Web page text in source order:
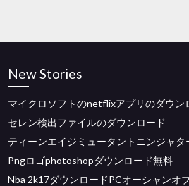
New Stories
マイクロソフトのnetflixアプリのダウン
セレン検出ファイルのダウンロード
ティーンエイジミュータントニンジャタ
Pngロゴphotoshopダウンロード無料
Nba 2k17ダウンロードPCオーシャンオ